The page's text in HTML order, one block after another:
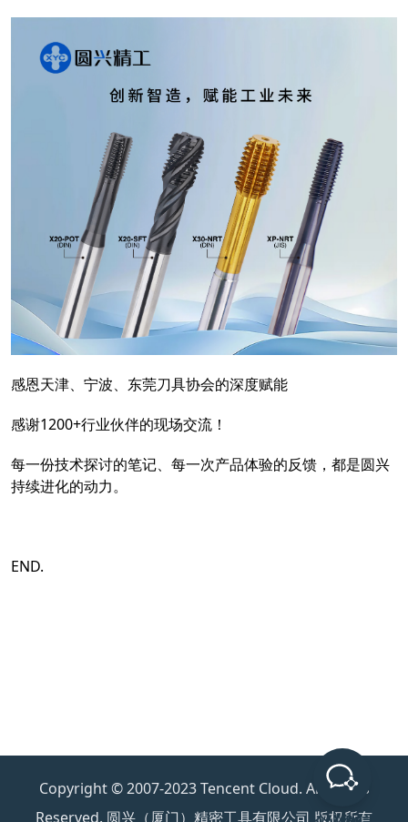
感恩天津、宁波、东莞刀具协会的深度赋能
感谢1200+行业伙伴的现场交流！
每一份技术探讨的笔记、每一次产品体验的反馈，都是圆兴
持续进化的动力。
END.
Copyright © 2007-2023 Tencent Cloud. All Rights
Reserved. 圆兴（厦门）精密工具有限公司 版权所有